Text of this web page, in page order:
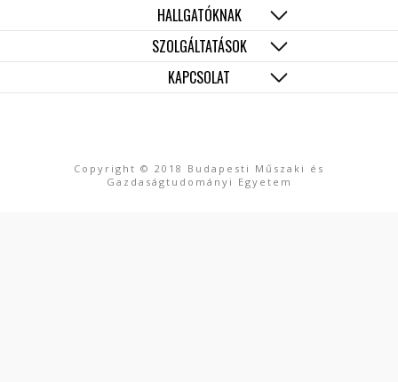
HALLGATÓKNAK
SZOLGÁLTATÁSOK
KAPCSOLAT
Copyright © 2018 Budapesti Műszaki és
Gazdaságtudományi Egyetem